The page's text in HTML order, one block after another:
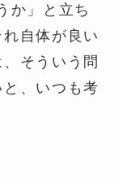
か」と立ち
自体が良い
そういう問
、いつも考